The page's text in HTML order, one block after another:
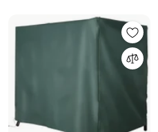
133x62x65 cm Castanho |